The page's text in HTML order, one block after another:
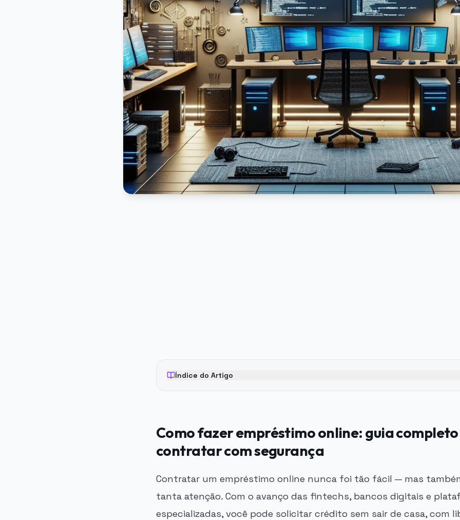
Índice do Artigo
Como fazer empréstimo online: guia
contratar com segurança
Contratar um empréstimo online nunca foi tão fácil — mas
tanta atenção. Com o avanço das fintechs, bancos digitais e
especializadas, você pode solicitar crédito sem sair de casa, com